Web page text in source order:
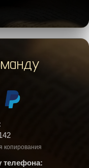
копирования
телефона: